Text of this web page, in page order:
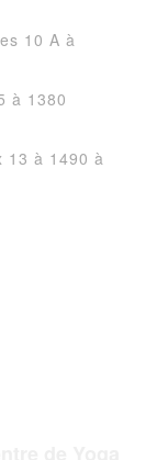
10 A à
à 1380
13 à 1490 à
de Yoga